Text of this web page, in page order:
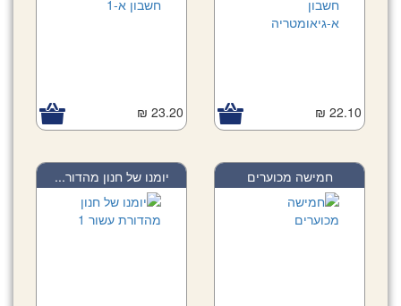
22.10 ₪
23.20 ₪
חמישה מכוערים יומנו של חנון מהדור...